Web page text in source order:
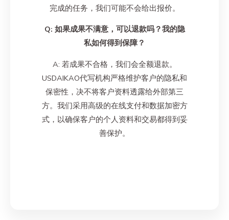
完成的任务，我们可能不会给出报价。
Q: 如果成果不满意，可以退款吗？我的隐
私如何得到保障？
A: 若成果不合格，我们会全额退款。
USDAIKAO代写机构严格维护客户的隐私和
保密性，决不将客户资料透露给外部第三
方。我们采用高级的在线支付和数据加密方
式，以确保客户的个人资料和交易都得到妥
善保护。